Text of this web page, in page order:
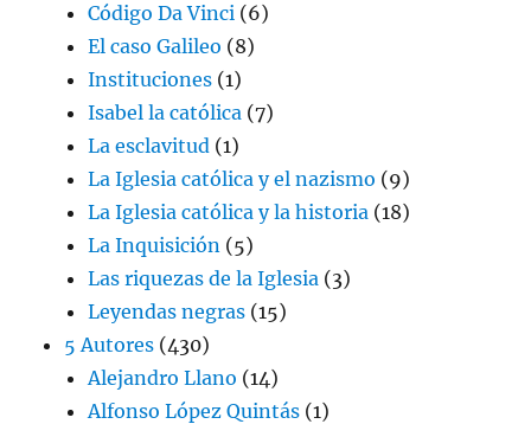
Código Da Vinci (6)
El caso Galileo (8)
Instituciones (1)
Isabel la católica (7)
La esclavitud (1)
La Iglesia católica y el nazismo (9)
La Iglesia católica y la historia (18)
La Inquisición (5)
Las riquezas de la Iglesia (3)
Leyendas negras (15)
5 Autores (430)
Alejandro Llano (14)
Alfonso López Quintás (1)